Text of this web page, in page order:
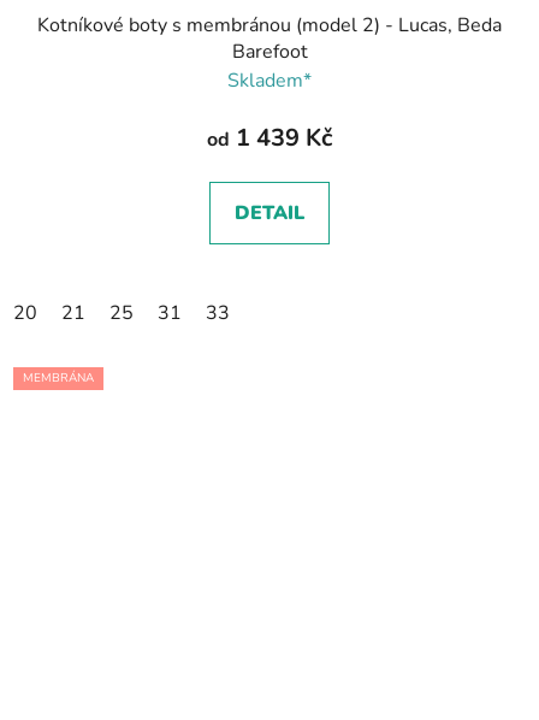
Kotníkové boty s membránou (model 2) - Lucas, Beda
Barefoot
Skladem*
od 1 439 Kč
DETAIL
20 21 25 31 33
MEMBRÁNA